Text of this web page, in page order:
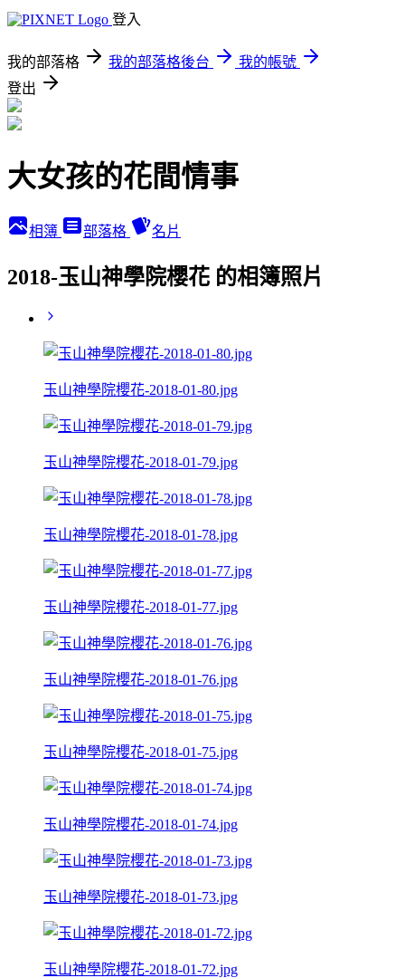
登入
我的部落格 我的部落格後台
我的帳號
登出
大女孩的花間情事
相簿 部落格 名片
2018-玉山神學院櫻花 的相簿照片
玉山神學院櫻花-2018-01-80.jpg
玉山神學院櫻花-2018-01-79.jpg
玉山神學院櫻花-2018-01-78.jpg
玉山神學院櫻花-2018-01-77.jpg
玉山神學院櫻花-2018-01-76.jpg
玉山神學院櫻花-2018-01-75.jpg
玉山神學院櫻花-2018-01-74.jpg
玉山神學院櫻花-2018-01-73.jpg
玉山神學院櫻花-2018-01-72.jpg